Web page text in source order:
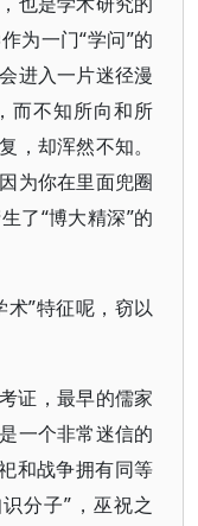
为一门“学问”的
进入一片迷径漫
而不知所向和所
，却浑然不知。
为你在里面兜圈
了“博大精深”的
”特征呢，窃以
证，最早的儒家
一个非常迷信的
和战争拥有同等
分子”，巫祝之